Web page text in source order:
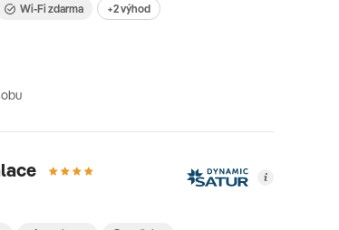
Wi-Fi zdarma +2 výhod